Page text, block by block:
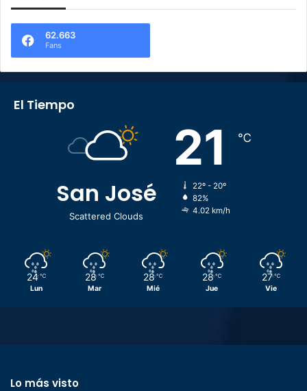
62.663
Fans
El Tiempo
San José
Scattered Clouds
21 ℃
22º - 20º
82%
4.02 km/h
24 ℃
Lun
28 ℃
Mar
28 ℃
Mié
28 ℃
Jue
27 ℃
Vie
Lo más visto